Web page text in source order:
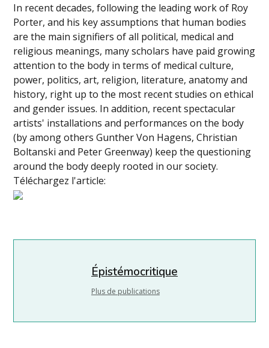
In recent decades, following the leading work of Roy
Porter, and his key assumptions that human bodies
are the main signifiers of all political, medical and
religious meanings, many scholars have paid growing
attention to the body in terms of medical culture,
power, politics, art, religion, literature, anatomy and
history, right up to the most recent studies on ethical
and gender issues. In addition, recent spectacular
artists' installations and performances on the body
(by among others Gunther Von Hagens, Christian
Boltanski and Peter Greenway) keep the questioning
around the body deeply rooted in our society.
Téléchargez l'article:
Épistémocritique
Plus de publications